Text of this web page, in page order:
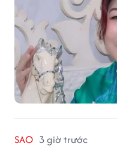
SAO 3 giờ trước